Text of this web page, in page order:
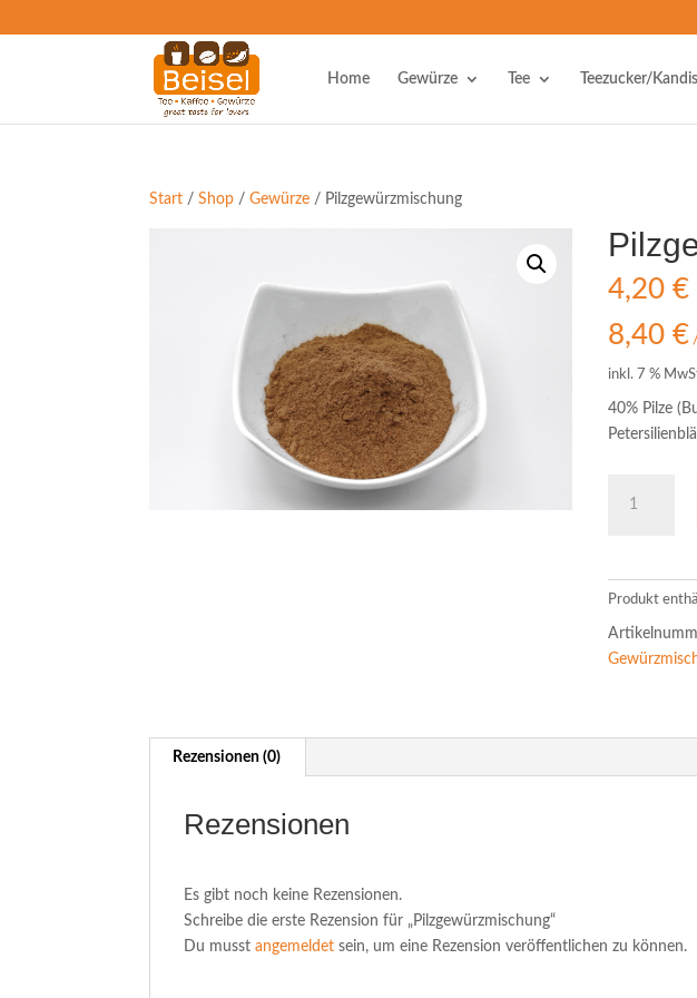
Home Gewürze Tee Teezucker/Kandis
Start /Shop /Gewürze / Pilzgewürzmischung
4,20€
8,40€ /
inkl. 7 %
40% Pilze
Menge
Produkt
Rezensionen (0)
Rezensionen
Es gibt noch keine Rezensionen.
Schreibe die erste Rezension für „Pilzgewürzmischung“
Du musstangemeldet sein, um eine Rezension veröffentlichen zu können.